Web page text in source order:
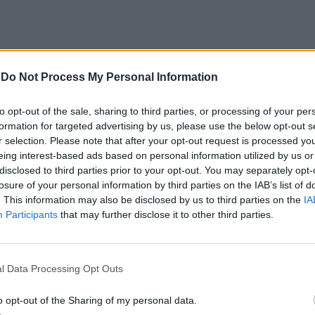
Do Not Process My Personal Information
opt-out of the sale, sharing to third parties, or processing of your
for targeted advertising by us, please use the below opt-out
selection. Please note that after your opt-out request is processed
interest-based ads based on personal information utilized by us
to third parties prior to your opt-out. You may separately
of your personal information by third parties on the IAB’s list of
This information may also be disclosed by us to third parties on the
Participants that may further disclose it to other third parties.
Data Processing Opt Outs
opt-out of the Sharing of my personal data.
pública à população, no sentido de a questionar
e quais seriam as intervenções que lhe
“na fase de contratar um serviço de arquitectura
antes de avançar para “um novo projecto
gestão de expectativas, ainda teremos de fazer a
contratado, contamos fazer novamente uma
ideia e fecharmos essa ideia. Depois disso,
a empreitada e concretizar a obra. Portanto,